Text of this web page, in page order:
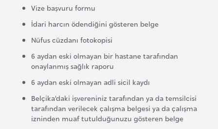
Vize başvuru formu
İdari harcın ödendiğini gösteren belge
Nüfus cüzdanı fotokopisi
6 aydan eski olmayan bir hastane tarafından
onaylanmış sağlık raporu
6 aydan eski olmayan adli sicil kaydı
Belçika’daki işvereniniz tarafından ya da temsilcisi
tarafından verilecek çalışma belgesi ya da çalışma
izninden muaf tutulduğunuzu gösteren belge